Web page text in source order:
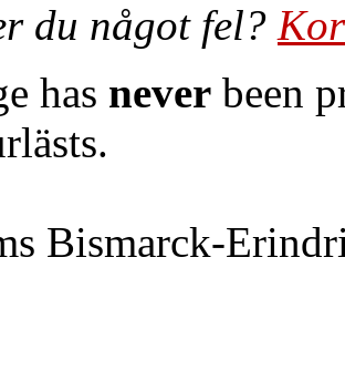
du något fel?
has never been
Bismarck-